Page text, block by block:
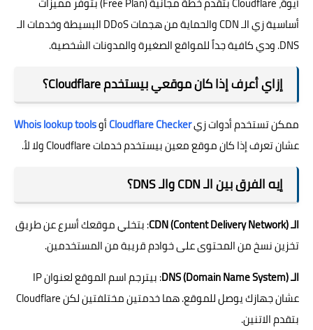
أساسية زي الـ CDN والحماية من هجمات DDoS البسيطة وخدمات الـ
DNS. ودي كافية جداً للمواقع الصغيرة والمدونات الشخصية.
إزاي أعرف إذا كان موقعي بيستخدم Cloudflare؟
ممكن تستخدم أدوات زيCloudflare CheckerأوWhois lookup tools
عشان تعرف إذا كان موقع معين بيستخدم خدمات Cloudflare ولا لأ.
إيه الفرق بين الـ CDN والـ DNS؟
الـ CDN (Content Delivery Network)
: بتخلي موقعك أسرع عن طريق
تخزين نسخ من المحتوى على خوادم قريبة من المستخدمين.
الـ DNS (Domain Name System)
: بيترجم اسم الموقع لعنوان IP
عشان جهازك يوصل للموقع. هما خدمتين مختلفتين لكن Cloudflare
بتقدم الاتنين.